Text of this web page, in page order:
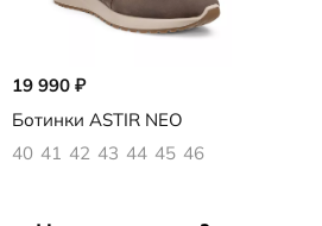
19 990 ₽
Ботинки ASTIR NEO
40 41 42 43 44 45 46